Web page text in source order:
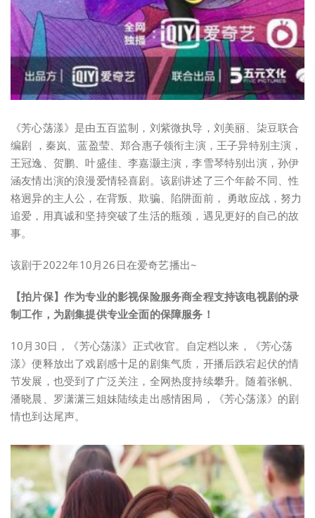
《芳心荡漾》是由五百监制，刘紫微执导，刘美丽、柒豆联合
编剧 ，秦岚、蓝盈莹、郑合惠子领衔主演，王子异特别主演，
王冠逸、贺鹏、叶盛佳、李嘉灏主演，李雪琴特别出演，孙伊
涵友情出演的浪漫爱情轻喜剧。该剧讲述了三个年龄不同、性
格迥异的主人公，在背叛、欺骗、陷阱面前， 勇敢应战，努力
追爱，用真诚和坚持突破了生活的瓶颈，遇见更好的自己的故
事。
该剧于2022年10月26日在爱奇艺播出~
【拍片保】作为专业的影视保险服务商全程支持该电视剧的录
制工作，为剧集提供专业全面的保障服务！
10月30日，《芳心荡漾》正式收官。自定档以来，《芳心荡
漾》便释放出了戏剧感十足的剧集气质，开播后跌宕起伏的情
节发展，也受到了广泛关注，全网热度持续攀升。随着张帆、
潘晓晨、罗潇潇三姐妹陆续走出感情困局，《芳心荡漾》的剧
情也到达尾声。